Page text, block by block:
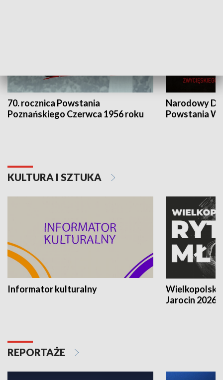
70. rocznica Powstania
Poznańskiego Czerwca 1956 roku
Narodowy
Powstania
KULTURA I SZTUKA
Informator kulturalny
Jarocin 2026
REPORTAŻE